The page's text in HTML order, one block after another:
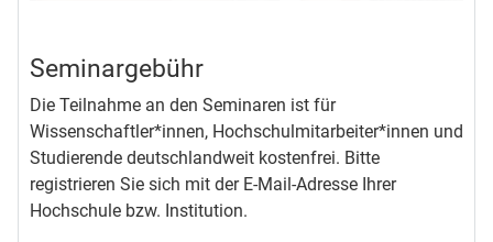
Seminargebühr
Die Teilnahme an den Seminaren ist für
Wissenschaftler*innen, Hochschulmitarbeiter*innen und
Studierende deutschlandweit kostenfrei. Bitte
registrieren Sie sich mit der E-Mail-Adresse Ihrer
Hochschule bzw. Institution.